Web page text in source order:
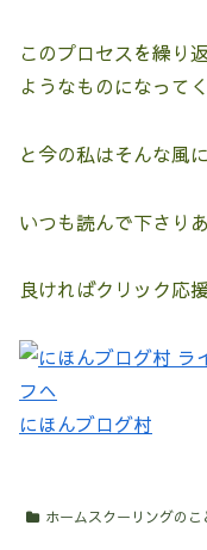
このプロセスを繰り
ようなものになって
と今の私はそんな風
いつも読んで下さり
良ければクリック応
にほんブログ村
ホームスクーリングのこ